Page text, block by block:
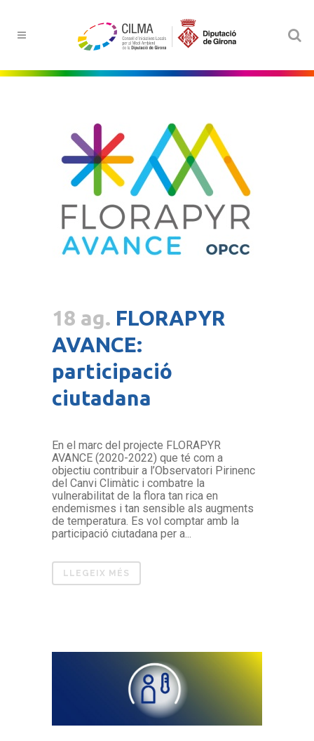
18 ag. FLORAPYR
AVANCE:
participació
ciutadana
En el marc del projecte FLORAPYR
AVANCE (2020-2022) que té com a
objectiu contribuir a l’Observatori Pirinenc
del Canvi Climàtic i combatre la
vulnerabilitat de la flora tan rica en
endemismes i tan sensible als augments
de temperatura. Es vol comptar amb la
participació ciutadana per a...
LLEGEIX MÉS